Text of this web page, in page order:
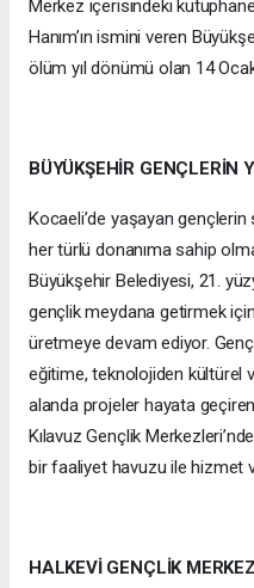
Merkez içerisindeki
Hanım’ın ismini veren
ölüm yıl dönümü olan 14
BÜYÜKŞEHİR GENÇLERİN
Kocaeli’de yaşayan
her türlü donanıma sahip
Büyükşehir Belediyesi, 21.
gençlik meydana getirmek
üretmeye devam ediyor.
eğitime, teknolojiden kültürel
alanda projeler hayata
Kılavuz Gençlik
bir faaliyet havuzu ile hizmet
HALKEVİ GENÇLİK